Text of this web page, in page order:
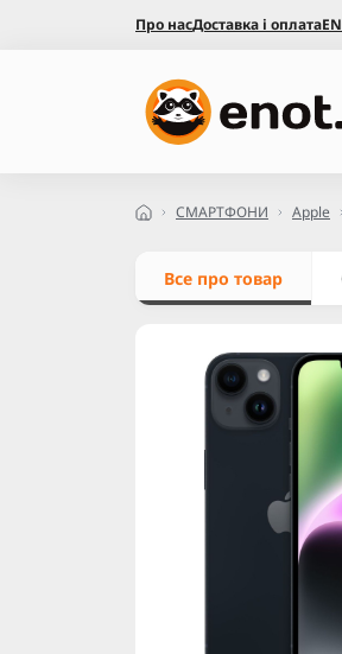
Про насДоставка і оплата
СМАРТФОНИ Apple
Все про товар